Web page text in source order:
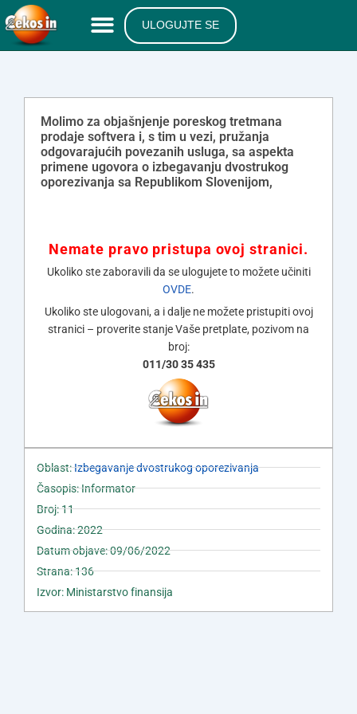
ULOGUJTE SE
Molimo za objašnjenje poreskog tretmana
prodaje softvera i, s tim u vezi, pružanja
odgovarajućih povezanih usluga, sa aspekta
primene ugovora o izbegavanju dvostrukog
oporezivanja sa Republikom Slovenijom,
Nemate pravo pristupa ovoj stranici.
Ukoliko ste zaboravili da se ulogujete to možete učiniti
OVDE.
Ukoliko ste ulogovani, a i dalje ne možete pristupiti ovoj
stranici – proverite stanje Vaše pretplate, pozivom na
broj:
011/30 35 435
Oblast:Izbegavanje dvostrukog oporezivanja
Časopis: Informator
Broj: 11
Godina: 2022
Datum objave: 09/06/2022
Strana: 136
Izvor: Ministarstvo finansija